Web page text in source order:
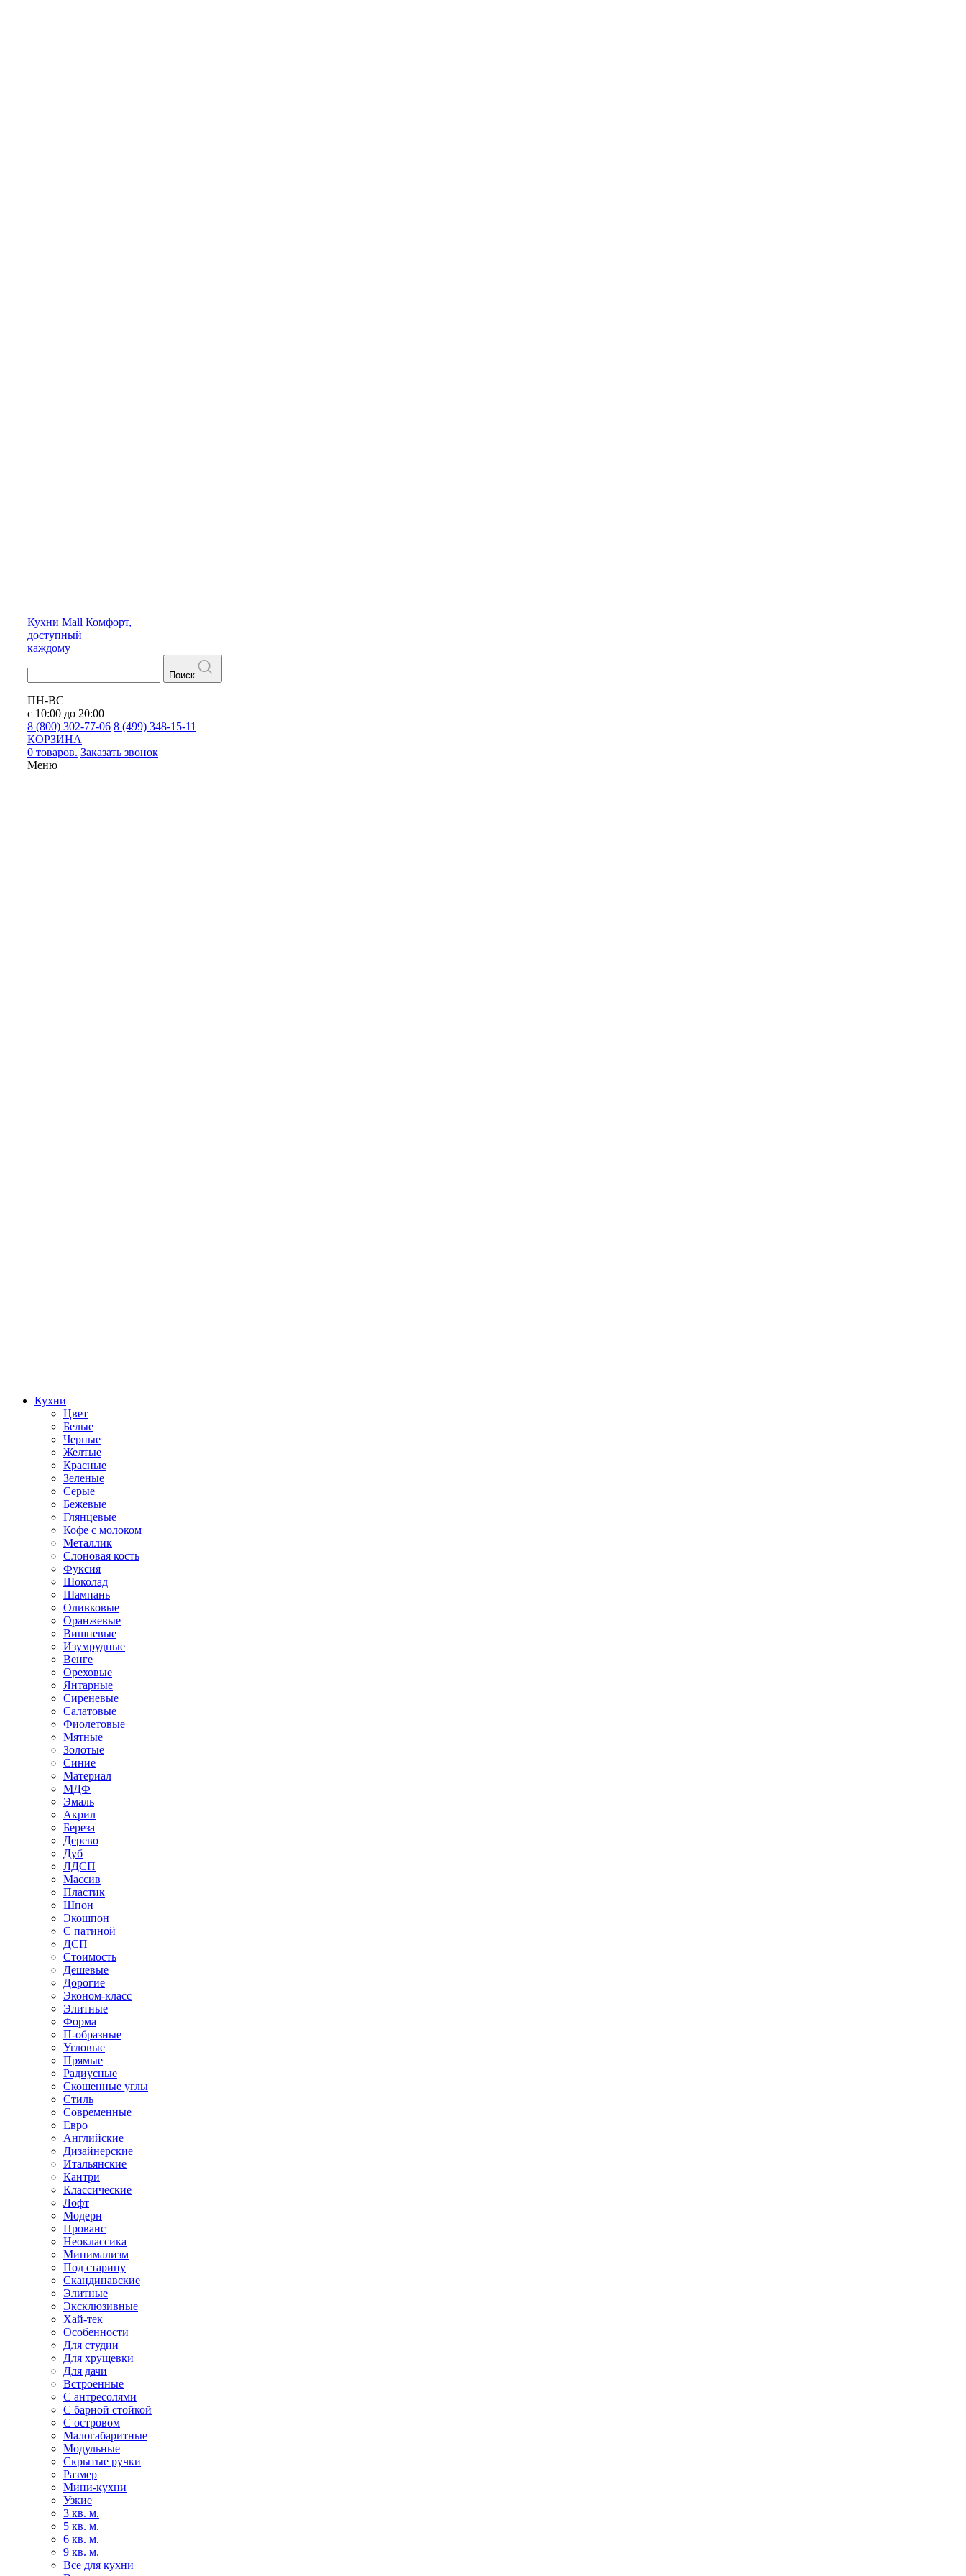
Кухни Mall Комфорт,
доступный
каждому
Поиск
ПН-ВС
с 10:00 до 20:00
8 (800) 302-77-06 8 (499) 348-15-11
КОРЗИНА
0 товаров. Заказать звонок
Меню
Кухни
Цвет
Белые
Черные
Желтые
Красные
Зеленые
Серые
Бежевые
Глянцевые
Кофе с молоком
Металлик
Слоновая кость
Фуксия
Шоколад
Шампань
Оливковые
Оранжевые
Вишневые
Изумрудные
Венге
Ореховые
Янтарные
Сиреневые
Салатовые
Фиолетовые
Мятные
Золотые
Синие
Материал
МДФ
Эмаль
Акрил
Береза
Дерево
Дуб
ЛДСП
Массив
Пластик
Шпон
Экошпон
С патиной
ДСП
Стоимость
Дешевые
Дорогие
Эконом-класс
Элитные
Форма
П-образные
Угловые
Прямые
Радиусные
Скошенные углы
Стиль
Современные
Евро
Английские
Дизайнерские
Итальянские
Кантри
Классические
Лофт
Модерн
Прованс
Неоклассика
Минимализм
Под старину
Скандинавские
Элитные
Эксклюзивные
Хай-тек
Особенности
Для студии
Для хрущевки
Для дачи
Встроенные
С антресолями
С барной стойкой
С островом
Малогабаритные
Модульные
Скрытые ручки
Размер
Мини-кухни
Узкие
3 кв. м.
5 кв. м.
6 кв. м.
9 кв. м.
Все для кухни